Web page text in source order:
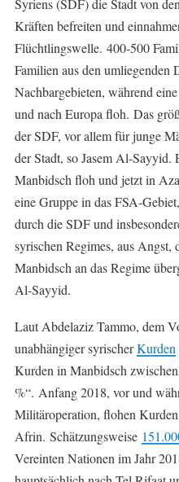
Syriens (SDF) die Stadt von
Kräften befreiten und
Flüchtlingswelle. 400-500
Familien aus den umliegenden
Nachbargebieten, während
und nach Europa floh. Das
der SDF, vor allem für junge
der Stadt, so Jasem Al-Sayyid.
Manbidsch floh und jetzt in
eine Gruppe in das FSA-
durch die SDF und
syrischen Regimes, aus Angst,
Manbidsch an das Regime
Al-Sayyid.
Laut Abdelaziz Tammo, dem
unabhängiger syrischerKurden
Kurden in Manbidsch
%“. Anfang 2018, vor und
Militäroperation, flohen Kurden
Afrin. Schätzungsweise
Vereinten Nationen im Jahr